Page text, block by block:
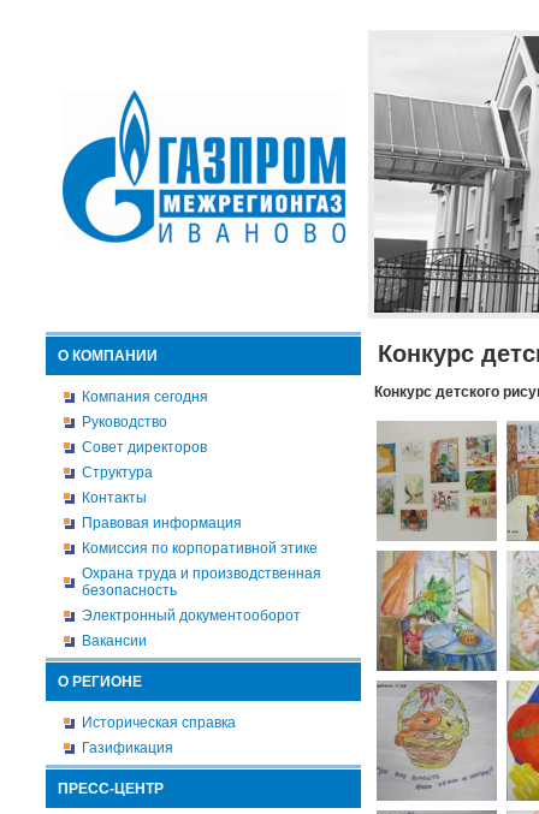
О КОМПАНИИ
Компания сегодня
Руководство
Совет директоров
Структура
Контакты
Правовая информация
Комиссия по корпоративной этике
Охрана труда и производственная
безопасность
Электронный документооборот
Вакансии
О РЕГИОНЕ
Историческая справка
Газификация
ПРЕСС-ЦЕНТР
Конкурс
Конкурс детского